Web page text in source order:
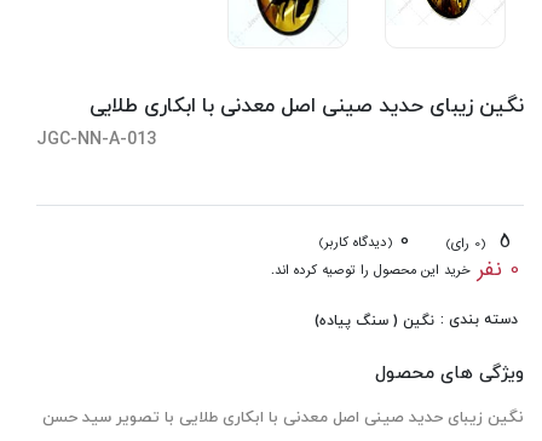
نگین زیبای حدید صینی اصل معدنی با ابکاری طلایی
JGC-NN-A-013
(0 رای) 0 (دیدگاه کاربر)
0 نفر خرید این محصول را توصیه کرده اند.
دسته بندی : نگین ( سنگ پیاده)
ویژگی های محصول
نگین زیبای حدید صینی اصل معدنی با ابکاری طلایی با تصویر سید حسن